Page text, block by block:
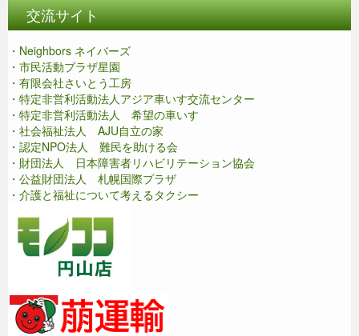
交流サイト
・Neighbors ネイバーズ
・市民活動プラザ星園
・有限会社さいとう工房
・特定非営利活動法人アジア車いす交流センター
・特定非営利活動法人 希望の車いす
・社会福祉法人 AJU自立の家
・認定NPO法人 難民を助ける会
・財団法人 日本障害者リハビリテーション協会
・公益財団法人 札幌国際プラザ
・介護と福祉について考えるタクシー